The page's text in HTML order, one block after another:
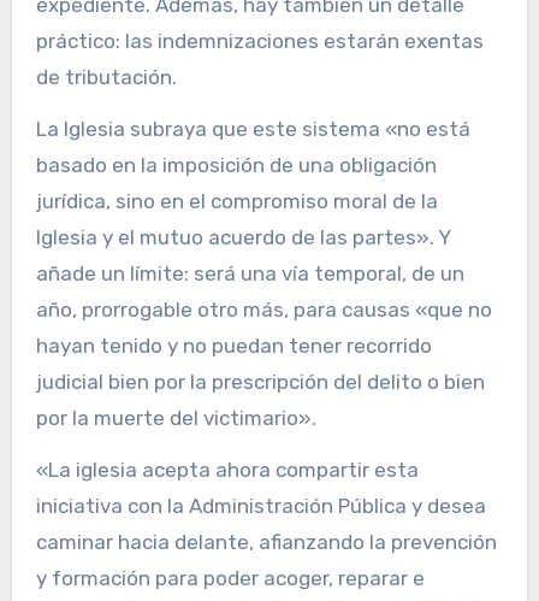
expediente. Además, hay también un detalle
práctico: las indemnizaciones estarán exentas
de tributación.
La Iglesia subraya que este sistema «no está
basado en la imposición de una obligación
jurídica, sino en el compromiso moral de la
Iglesia y el mutuo acuerdo de las partes». Y
añade un límite: será una vía temporal, de un
año, prorrogable otro más, para causas «que no
hayan tenido y no puedan tener recorrido
judicial bien por la prescripción del delito o bien
por la muerte del victimario».
«La iglesia acepta ahora compartir esta
iniciativa con la Administración Pública y desea
caminar hacia delante, afianzando la prevención
y formación para poder acoger, reparar e